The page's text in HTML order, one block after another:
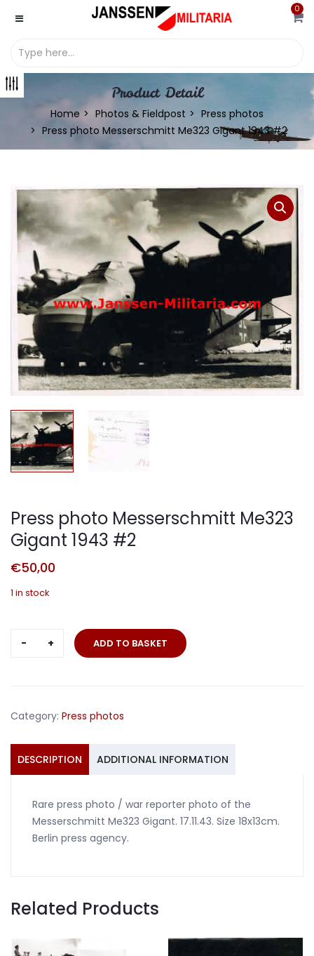
0
Product Detail
Home Photos & Fieldpost
Press photos
Press photo Messerschmitt Me323 Gigant 1943 #2
Press photo Messerschmitt Me323
Gigant 1943 #2
€50,00
1 in stock
Press
1943
quantity
ADD TO BASKET
Category: Press photos
DESCRIPTION ADDITIONAL INFORMATION
Rare press photo / war reporter photo of the
Messerschmitt Me323 Gigant. 17.11.43. Size 18x13cm.
Berlin press agency.
Related Products